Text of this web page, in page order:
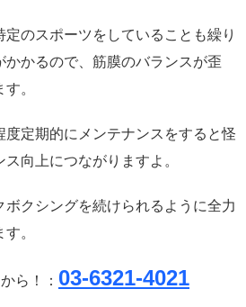
のスポーツをしていることも繰り
かるので、筋膜のバランスが歪
。
定期的にメンテナンスをすると怪
向上につながりますよ。
ボクシングを続けられるように全力
。
ら！： 03-6321-4021